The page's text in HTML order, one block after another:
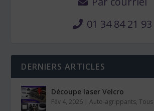
01 34 84 21 93
DERNIERS ARTICLES
Découpe laser Velcro
Fév 4, 2026 |Auto-agrippants,